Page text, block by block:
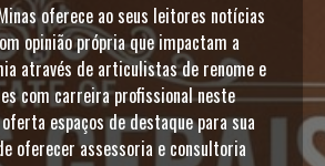
oferece ao seus leitores notícias
opinião própria que impactam a
através de articulistas de renome e
com carreira profissional neste
espaços de destaque para sua
oferecer assessoria e consultoria